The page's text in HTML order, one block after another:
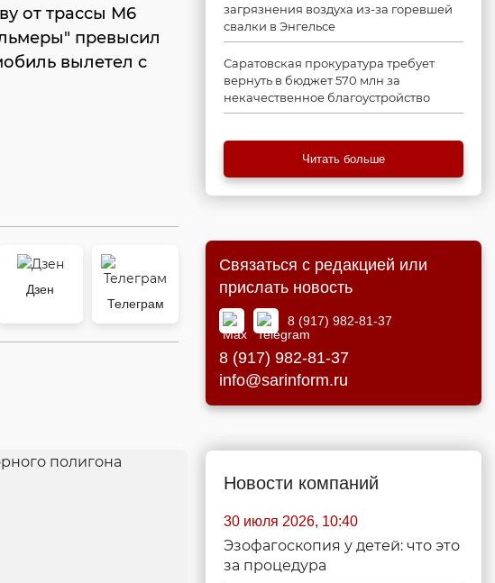
от трассы М6
превысил
вылетел с
Дзен
Телеграм
загрязнения воздуха из-за горевшей
свалки в Энгельсе
Саратовская прокуратура требует
вернуть в бюджет 570 млн за
некачественное благоустройство
Читать больше
Связаться с редакцией или
прислать новость
8 (917) 982-81-37
8 (917) 982-81-37
info@sarinform.ru
Новости компаний
30 июля 2026, 10:40
Эзофагоскопия у детей: что это
за процедура